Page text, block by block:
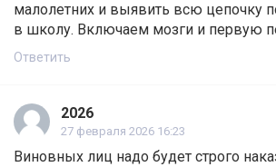
малолетних и выявить всю цепочку
в школу. Включаем мозги и первую
Ответить
2026
27 февраля 2026 16:23
Виновных лиц надо будет строго